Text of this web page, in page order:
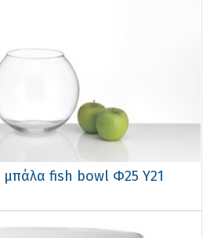
μπάλα fish bowl Φ25 Υ21